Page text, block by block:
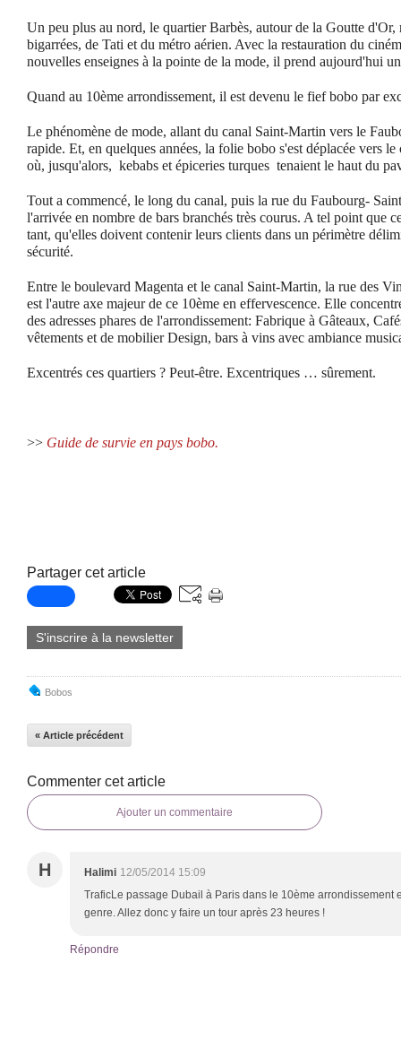
Un peu plus au nord, le quartier Barbès, autour de la Goutte d'Or,
bigarrées, de Tati et du métro aérien. Avec la restauration du
nouvelles enseignes à la pointe de la mode, il prend aujourd'hui
Quand au 10ème arrondissement, il est devenu le fief bobo par
Le phénomène de mode, allant du canal Saint-Martin vers le
rapide. Et, en quelques années, la folie bobo s'est déplacée vers
où, jusqu'alors, ­ kebabs et épiceries turques ­ tenaient le haut du
Tout a commencé, le long du canal, puis la rue du Faubourg-
l'arrivée en nombre de bars branchés très courus. A tel point que
tant, qu'elles doivent contenir leurs clients dans un périmètre
sécurité.
Entre le boulevard Magenta et le canal Saint-Martin, la rue des
est l'autre axe majeur de ce 10ème en effervescence. Elle
des adresses phares de l'arrondissement: Fabrique à Gâteaux,
vêtements et de mobilier Design, bars à vins avec ambiance
Excentrés ces quartiers ? Peut-être. Excentriques … sûrement.
>> Guide de survie en pays bobo.
Partager cet article
S'inscrire à la newsletter
Bobos
« Article précédent
Commenter cet article
Ajouter un commentaire
H Halimi 12/05/2014 15:09
TraficLe passage Dubail à Paris dans le 10ème arrondissement
genre. Allez donc y faire un tour après 23 heures !
Répondre